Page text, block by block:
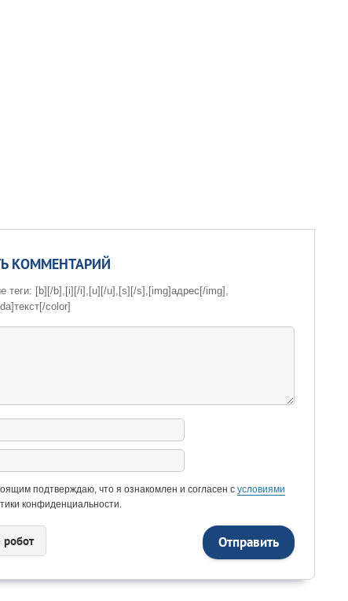
КОММЕНТАРИЙ
теги: [b][/b],[i][/i],[u][/u],[s][/s],[img]адрес[/img],
color]
подтверждаю, что я ознакомлен и согласен с условиями
конфиденциальности.